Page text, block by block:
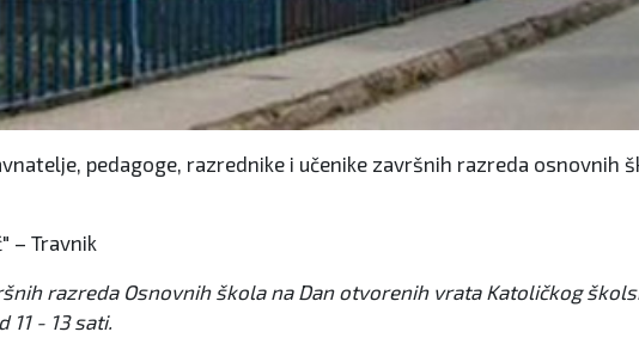
pedagoge, razrednike i učenike završnih razreda osnovnih
– Travnik
razreda Osnovnih škola na Dan otvorenih vrata Katoličkog
- 13 sati.